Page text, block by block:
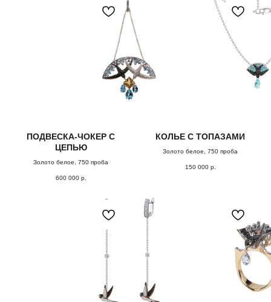
ПОДВЕСКА-ЧОКЕР С
ЦЕПЬЮ
Золото белое, 750 проба
600 000 р.
КОЛЬЕ С ТОПАЗАМИ
Золото белое, 750 проба
150 000 р.
ОСТАВИТЬ ЗАЯВКУ
Заполните форму, и мы свяжемся с Вами,
чтобы назначить онлайн или офлайн встречу.
СПЕЦИАЛЬНО
Поможем с подбором украшения из коллекции или
обсудим детали изготовления эксклюзивного